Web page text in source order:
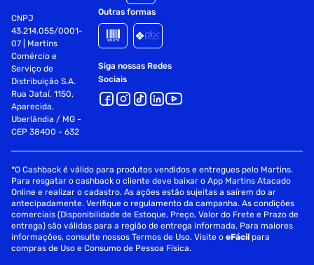
CNPJ
43.214.055/0001-
07 | Martins
Comércio e
Serviço de
Distribuição S.A.
Rua Jataí, 1150,
Aparecida,
Uberlândia / MG -
CEP 38400 - 632
Outras formas
Siga nossas Redes
Sociais
*O Cashback é válido para produtos vendidos e entregues pelo Martins.
Para resgatar o cashback o cliente deve baixar o App Martins Atacado
Online e realizar o cadastro. As ações estão sujeitas a saírem do ar
antecipadamente. Verifique o regulamento da campanha. As condições
comerciais (Disponibilidade de Estoque, Preço, Valor do Frete e Prazo de
entrega) são válidas para a região de entrega informada. Para maiores
informações, consulte nossos Termos de Uso. Visite oeFácil para
compras de Uso e Consumo de Pessoa Física.